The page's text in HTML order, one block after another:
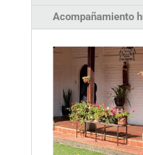
Acompañamiento